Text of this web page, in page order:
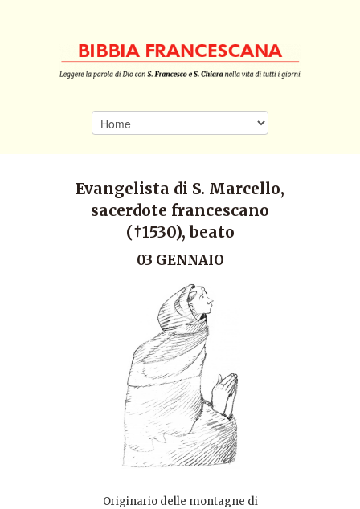
Evangelista di S. Marcello,
sacerdote francescano
(†1530), beato
03 GENNAIO
Originario delle montagne di